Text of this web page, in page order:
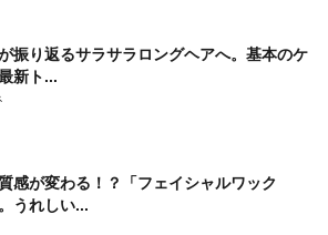
振り返るサラサラロングヘアへ。基本のケ
新ト...
感が変わる！？「フェイシャルワック
うれしい...